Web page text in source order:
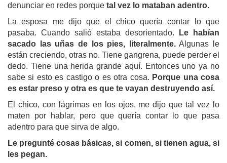
denunciar en redes porque tal vez lo mataban adentro.
La esposa me dijo que el chico quería contar lo que
pasaba. Cuando salió estaba desorientado.
Le habían
sacado las uñas de los pies, literalmente.Algunas le
están creciendo, otras no. Tiene gangrena, puede perder el
dedo. Tiene una herida grande aquí. Entonces uno ya no
sabe si esto es castigo o es otra cosa. Porque una cosa
es estar preso y otra es que te vayan destruyendo así.
El chico, con lágrimas en los ojos, me dijo que tal vez lo
maten por hablar, pero que quería contar lo que pasa
adentro para que sirva de algo.
Le pregunté cosas básicas, si comen, si tienen agua, si
les pegan.